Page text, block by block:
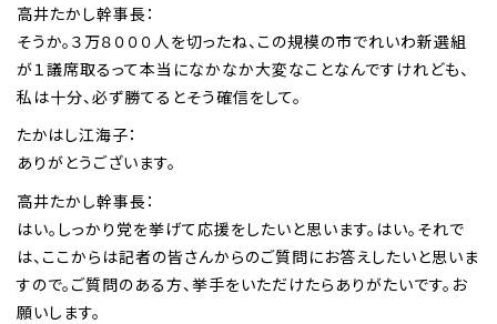
高井たかし幹事長：
そうか。３万８０００人を切ったね、この規模の市でれいわ新選組
が１議席取るって本当になかなか大変なことなんですけれども、
私は十分、必ず勝てるとそう確信をして。
たかはし江海子：
ありがとうございます。
高井たかし幹事長：
はい。しっかり党を挙げて応援をしたいと思います。はい。それで
は、ここからは記者の皆さんからのご質問にお答えしたいと思いま
すので。ご質問のある方、挙手をいただけたらありがたいです。お
願いします。